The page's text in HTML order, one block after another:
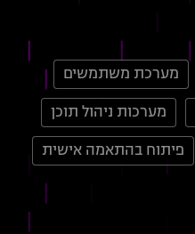
מערכת משתמשים
מערכות ניהול תוכן
פיתוח בהתאמה אישית